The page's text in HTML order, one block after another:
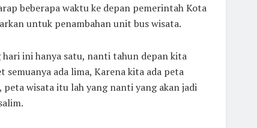
beberapa waktu ke depan pemerintah Kota
untuk penambahan unit bus wisata.
hari ini hanya satu, nanti tahun depan kita
semuanya ada lima, Karena kita ada peta
peta wisata itu lah yang nanti yang akan jadi